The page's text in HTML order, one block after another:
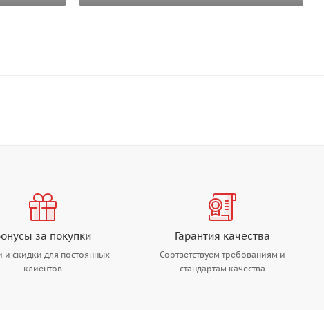
за покупки
и скидки для постоянных
клиентов
Гарантия качества
Соответствуем требованиям и
стандартам качества